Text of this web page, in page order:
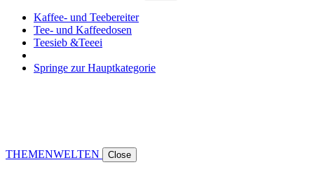
Kaffee- und Teebereiter
Tee- und Kaffeedosen
Teesieb &Teeei
Springe zur Hauptkategorie
THEMENWELTEN Close